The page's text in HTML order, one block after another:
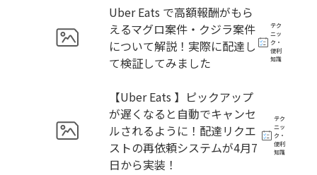
Uber Eats で高額報酬がもら
えるマグロ案件・クジラ案件
について解説！実際に配達し
て検証してみました
テク
ニッ
ク・
便利
知識
【Uber Eats 】ピックアップ
が遅くなると自動でキャンセ
ルされるように！配達リクエ
ストの再依頼システムが4月7
日から実装！
テク
ニッ
ク・
便利
知識